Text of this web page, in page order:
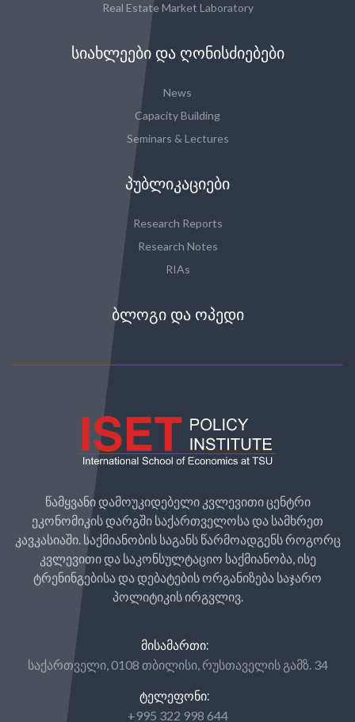
Real Estate Market Laboratory
ᲡᲘᲐᲮᲚᲔᲔᲑᲘ ᲓᲐ ᲦᲝᲜᲘᲡᲫᲘᲔᲑᲔᲑᲘ
News
Capacity Building
Seminars & Lectures
ᲞᲣᲑᲚᲘᲙᲐᲪᲘᲔᲑᲘ
Research Reports
Research Notes
RIAs
ᲑᲚᲝᲒᲘ ᲓᲐ ᲝᲞᲔᲓᲘ
წამყვანი დამოუკიდებელი კვლევითი ცენტრი
ეკონომიკის დარგში საქართველოსა და სამხრეთ
კავკასიაში. საქმიანობის საგანს წარმოადგენს როგორც
კვლევითი და საკონსულტაციო საქმიანობა, ისე
ტრენინგებისა და დებატების ორგანიზება საჯარო
პოლიტიკის ირგვლივ.
ᲛᲘᲡᲐᲛᲐᲠᲗᲘ:
საქართველი, 0108 თბილისი, რუსთაველის გამზ. 34
ᲢᲔᲚᲔᲤᲝᲜᲘ:
+995 322 998 644